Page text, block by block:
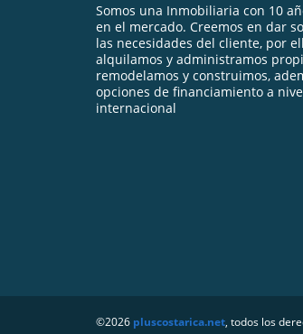
Somos una Inmobiliaria con 10
en el mercado. Creemos en dar
las necesidades del cliente, por
alquilamos y administramos
remodelamos y construimos,
opciones de financiamiento a
internacional
©2026 pluscostarica.net, todos los